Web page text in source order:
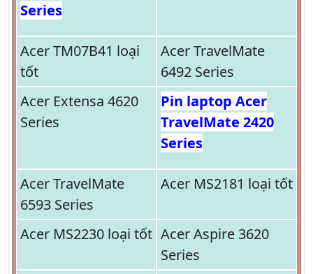
Series
Acer TM07B41 loại
tốt
Acer TravelMate
6492 Series
Acer Extensa 4620
Series
Pin laptop Acer
TravelMate 2420
Series
Acer TravelMate
6593 Series
Acer MS2181 loại tốt
Acer MS2230 loại tốt Acer Aspire 3620
Series